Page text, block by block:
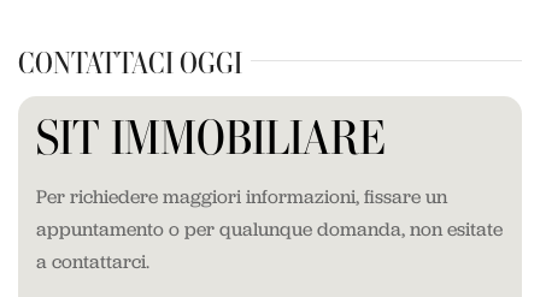
CONTATTACI OGGI
SIT IMMOBILIARE
Per richiedere maggiori informazioni, fissare un
appuntamento o per qualunque domanda, non esitate
a contattarci.